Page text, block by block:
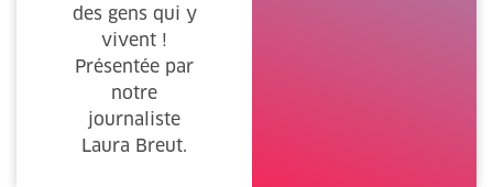
des gens qui y
vivent !
Présentée par
notre
journaliste
Laura Breut.